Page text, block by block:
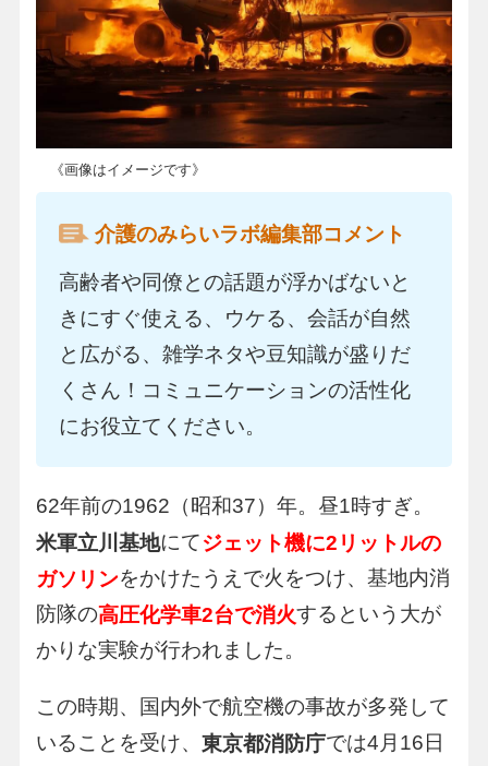
《画像はイメージです》
介護のみらいラボ編集部コメント
高齢者や同僚との話題が浮かばないと
きにすぐ使える、ウケる、会話が自然
と広がる、雑学ネタや豆知識が盛りだ
くさん！コミュニケーションの活性化
にお役立てください。
62年前の1962（昭和37）年。昼1時すぎ。
米軍立川基地にてジェット機に2リットルの
ガソリンをかけたうえで火をつけ、基地内消
防隊の高圧化学車2台で消火するという大が
かりな実験が行われました。
この時期、国内外で航空機の事故が多発して
いることを受け、 東京都消防庁では4月16日